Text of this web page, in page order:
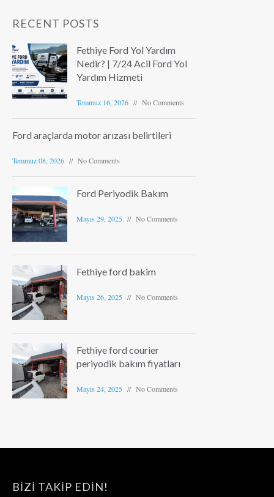
RECENT POSTS
Fethiye Ford Yol Yardım
Nedir? | 7/24 Acil Ford Yol
Yardım Hizmeti
Temmuz 16, 2026 No Comments
Ford araçlarda motor arızası belirtileri
Temmuz 08, 2026 No Comments
Ford Periyodik Bakım
Mayıs 29, 2025 No Comments
Fethiye ford bakim
Mayıs 26, 2025 No Comments
Fethiye ford courier
periyodik bakım fiyatları
Mayıs 24, 2025 No Comments
BIZI TAKIP EDIN!